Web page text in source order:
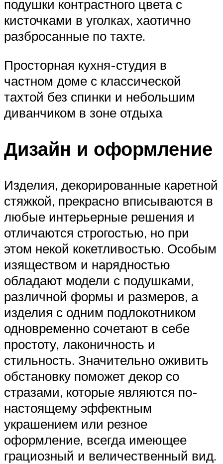
подушки контрастного цвета с
кисточками в уголках, хаотично
разбросанные по тахте.
Просторная кухня-студия в
частном доме с классической
тахтой без спинки и небольшим
диванчиком в зоне отдыха
Дизайн и оформление
Изделия, декорированные каретной
стяжкой, прекрасно вписываются в
любые интерьерные решения и
отличаются строгостью, но при
этом некой кокетливостью. Особым
изяществом и нарядностью
обладают модели с подушками,
различной формы и размеров, а
изделия с одним подлокотником
одновременно сочетают в себе
простоту, лаконичность и
стильность. Значительно оживить
обстановку поможет декор со
стразами, которые являются по-
настоящему эффектным
украшением или резное
оформление, всегда имеющее
грациозный и величественный вид.